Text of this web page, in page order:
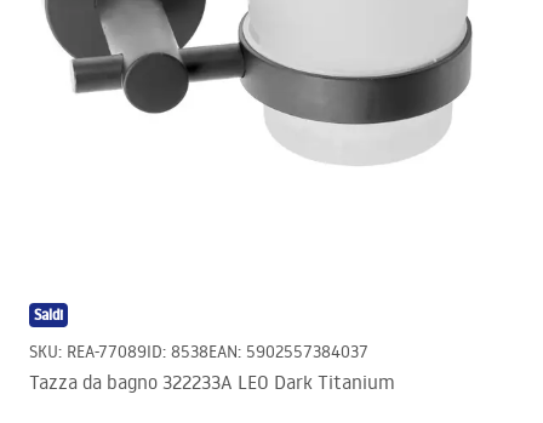
Saldi
SKU: REA-77089ID: 8538EAN: 5902557384037
Tazza da bagno 322233A LEO Dark Titanium